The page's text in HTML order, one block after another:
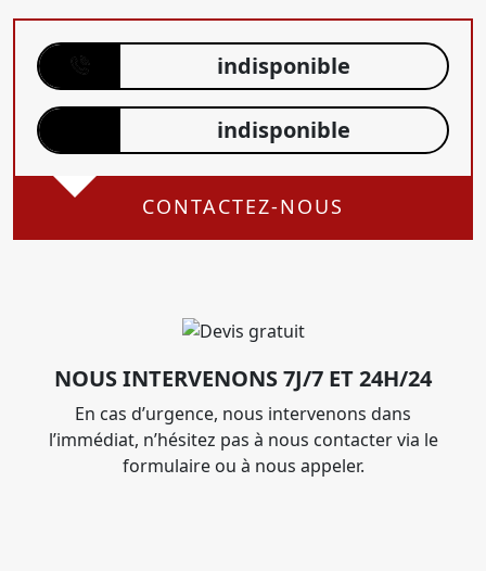
indisponible
indisponible
CONTACTEZ-NOUS
NOUS INTERVENONS 7J/7 ET 24H/24
En cas d’urgence, nous intervenons dans
l’immédiat, n’hésitez pas à nous contacter via le
formulaire ou à nous appeler.